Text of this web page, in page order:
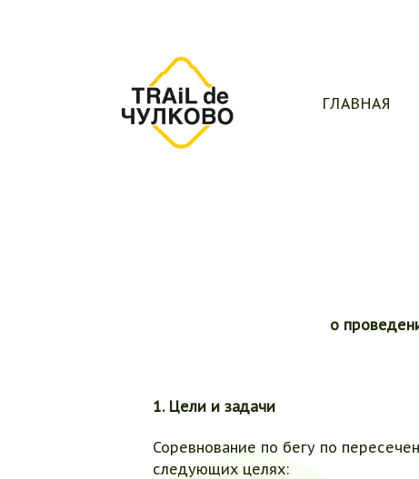
ГЛАВНАЯ
о
1. Цели и задачи
Соревнование по бегу по
следующих целях: